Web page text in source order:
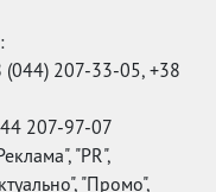
(044) 207-33-05, +38
207-97-07
"PR",
"Промо",